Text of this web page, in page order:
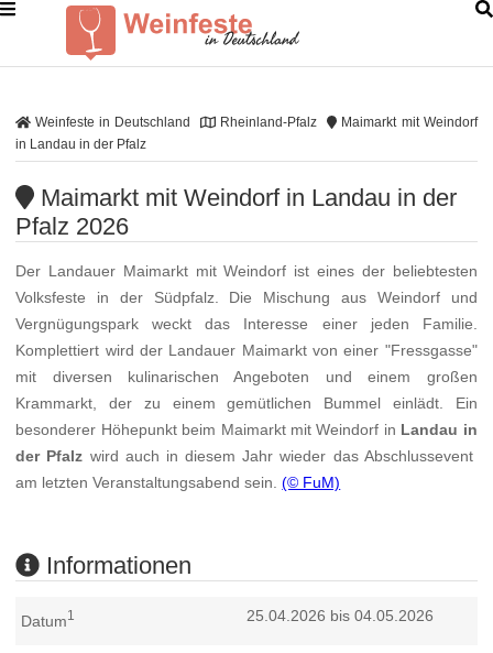
Weinfeste in Deutschland Rheinland-Pfalz
Maimarkt mit Weindorf
in Landau in der Pfalz
Maimarkt mit Weindorf in Landau in der
Pfalz 2026
Der Landauer Maimarkt mit Weindorf ist eines der beliebtesten
Volksfeste in der Südpfalz. Die Mischung aus Weindorf und
Vergnügungspark weckt das Interesse einer jeden Familie.
Komplettiert wird der Landauer Maimarkt von einer "Fressgasse"
mit diversen kulinarischen Angeboten und einem großen
Krammarkt, der zu einem gemütlichen Bummel einlädt. Ein
besonderer Höhepunkt beim Maimarkt mit Weindorf in Landau in
der Pfalz wird auch in diesem Jahr wieder das Abschlussevent
am letzten Veranstaltungsabend sein.(© FuM)
Informationen
Datum1 25.04.2026 bis 04.05.2026